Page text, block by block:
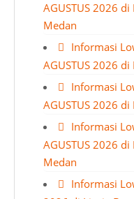
AGUSTUS 2026
Medan
Informasi
AGUSTUS 2026
Informasi
AGUSTUS 2026
Informasi
AGUSTUS 2026
Medan
Informasi